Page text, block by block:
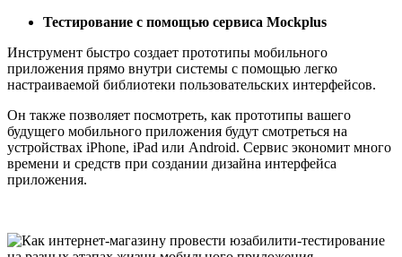
Тестирование с помощью сервиса Mockplus
Инструмент быстро создает прототипы мобильного
приложения прямо внутри системы с помощью легко
настраиваемой библиотеки пользовательских интерфейсов.
Он также позволяет посмотреть, как прототипы вашего
будущего мобильного приложения будут смотреться на
устройствах iPhone, iPad или Android. Сервис экономит много
времени и средств при создании дизайна интерфейса
приложения.